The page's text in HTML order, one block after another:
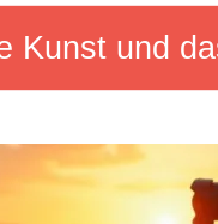
Kunst und